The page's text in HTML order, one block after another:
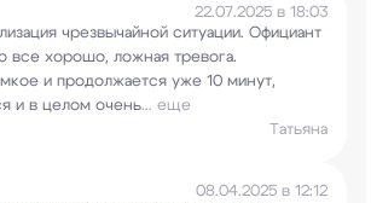
22.07.2025 в 18:03
чрезвычайной ситуации. Официант
все хорошо, ложная тревога.
и продолжается уже 10 минут,
и в целом очень... еще
Татьяна
08.04.2025 в 12:12